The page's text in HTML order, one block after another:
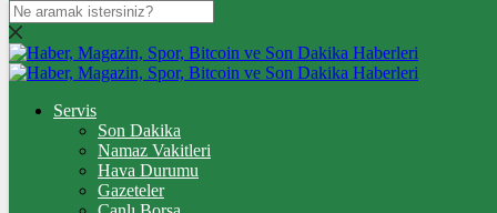
DOLAR
47,7436$% 0.18
% 0.32
STERLİN
% 0.38
Servis
Son Dakika
Namaz Vakitleri
Hava Durumu
Gazeteler